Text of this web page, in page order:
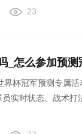
23
_怎么参加预测
杯冠军预测专属
实时状态、战术打